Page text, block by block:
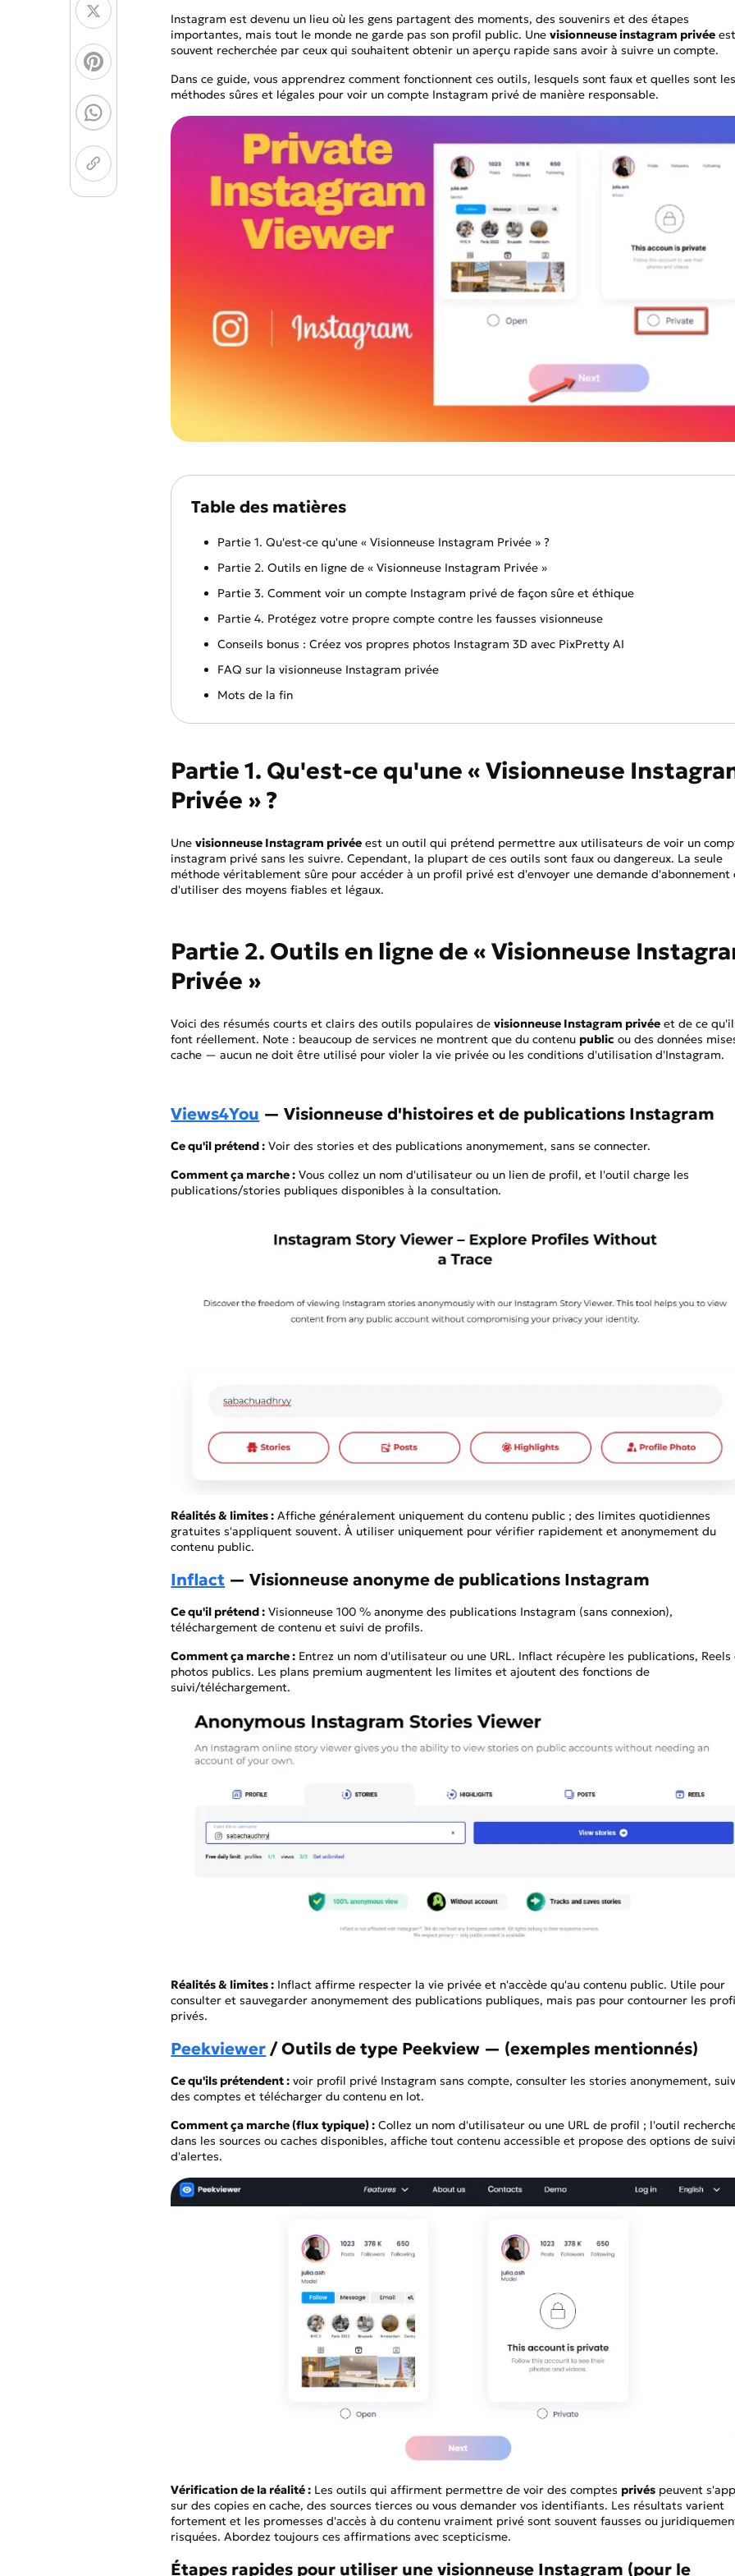
instructions entièrement
par IA!
Modèles d'Images
GPT Image 2
NOUVEAU
Nano Banana 2
CHAUDE
Nano Banana Pro Qwen-Image-2.0
couple.
Créateur de Chibi
Instagram est devenu un lieu où les gens partagent des moments, des souvenirs et des étapes
importantes, mais tout le monde ne garde pas son profil public. Unevisionneuse instagram privée
souvent recherchée par ceux qui souhaitent obtenir un aperçu rapide sans avoir à suivre un compte.
Dans ce guide, vous apprendrez comment fonctionnent ces outils, lesquels sont faux et quelles sont
méthodes sûres et légales pour voir un compte Instagram privé de manière responsable.
Table des matières
Partie 1. Qu'est-ce qu'une « Visionneuse Instagram Privée » ?
Partie 2. Outils en ligne de « Visionneuse Instagram Privée »
Partie 3. Comment voir un compte Instagram privé de façon sûre et éthique
Partie 4. Protégez votre propre compte contre les fausses visionneuse
Conseils bonus : Créez vos propres photos Instagram 3D avec PixPretty AI
FAQ sur la visionneuse Instagram privée
Mots de la fin
Partie 1. Qu'est-ce qu'une « Visionneuse
Privée » ?
Unevisionneuse Instagram privée est un outil qui prétend permettre aux utilisateurs de voir un
instagram privé sans les suivre. Cependant, la plupart de ces outils sont faux ou dangereux. La seule
méthode véritablement sûre pour accéder à un profil privé est d'envoyer une demande d'abonnement
d'utiliser des moyens fiables et légaux.
Partie 2. Outils en ligne de « Visionneuse
Privée »
Voici des résumés courts et clairs des outils populaires devisionneuse Instagram privée et de ce
font réellement. Note : beaucoup de services ne montrent que du contenu public ou des données
cache — aucun ne doit être utilisé pour violer la vie privée ou les conditions d'utilisation d'Instagram.
Views4You — Visionneuse d'histoires et de publications Instagram
Ce qu'il prétend : Voir des stories et des publications anonymement, sans se connecter.
Comment ça marche : Vous collez un nom d'utilisateur ou un lien de profil, et l'outil charge les
publications/stories publiques disponibles à la consultation.
Réalités & limites : Affiche généralement uniquement du contenu public ; des limites quotidiennes
gratuites s'appliquent souvent. À utiliser uniquement pour vérifier rapidement et anonymement du
contenu public.
Inflact — Visionneuse anonyme de publications Instagram
Ce qu'il prétend : Visionneuse 100 % anonyme des publications Instagram (sans connexion),
téléchargement de contenu et suivi de profils.
Comment ça marche : Entrez un nom d'utilisateur ou une URL. Inflact récupère les publications, Reels
photos publics. Les plans premium augmentent les limites et ajoutent des fonctions de
suivi/téléchargement.
Réalités & limites : Inflact affirme respecter la vie privée et n'accède qu'au contenu public. Utile pour
consulter et sauvegarder anonymement des publications publiques, mais pas pour contourner les
privés.
Peekviewer/ Outils de type Peekview — (exemples mentionnés)
Ce qu'ils prétendent : voir profil privé Instagram sans compte, consulter les stories anonymement,
des comptes et télécharger du contenu en lot.
Comment ça marche (flux typique) : Collez un nom d'utilisateur ou une URL de profil ; l'outil
dans les sources ou caches disponibles, affiche tout contenu accessible et propose des options de
d'alertes.
Vérification de la réalité : Les outils qui affirment permettre de voir des comptes privés peuvent
sur des copies en cache, des sources tierces ou vous demander vos identifiants. Les résultats varient
fortement et les promesses d'accès à du contenu vraiment privé sont souvent fausses ou
risquées. Abordez toujours ces affirmations avec scepticisme.
Étapes rapides pour utiliser une visionneuse Instagram (pour le